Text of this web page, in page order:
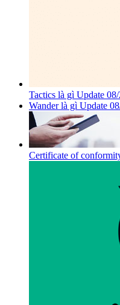
Tactics là gì Update
Wander là gì Update
Certificate of